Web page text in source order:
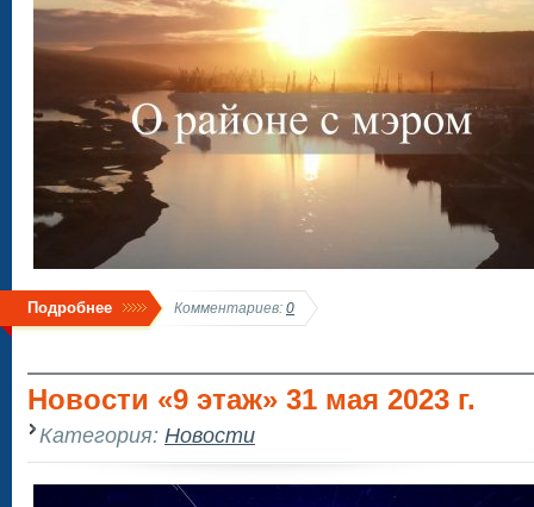
Подробнее Комментариев: 0
Новости «9 этаж» 31 мая 2023 г.
Категория: Новости